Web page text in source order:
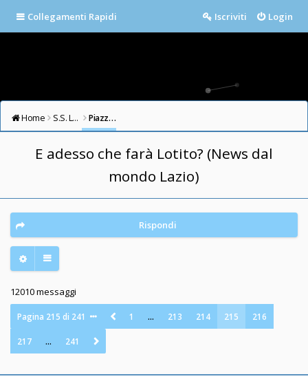
Collegamenti Rapidi Login
Iscriviti
Home S.S. LAZIO FORUM Piazza della Libertà
E adesso che farà Lotito? (News dal
mondo Lazio)
Rispondi
12010 messaggi
Pagina 215 di 241 1 … 213 214 215 216
217 … 241